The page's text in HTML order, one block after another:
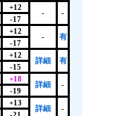
+12
- -
-17
+12
- 有
-17
+12
詳細 有
-15
+18
詳細 -
-19
+13
詳細 -